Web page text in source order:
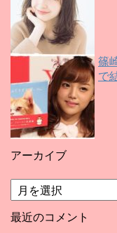
篠
で
アーカイブ
ア
ー
カ
最近のコメント